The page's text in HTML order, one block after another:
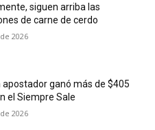
siguen arriba las
de carne de cerdo
2026
apostador ganó más de $405
el Siempre Sale
2026